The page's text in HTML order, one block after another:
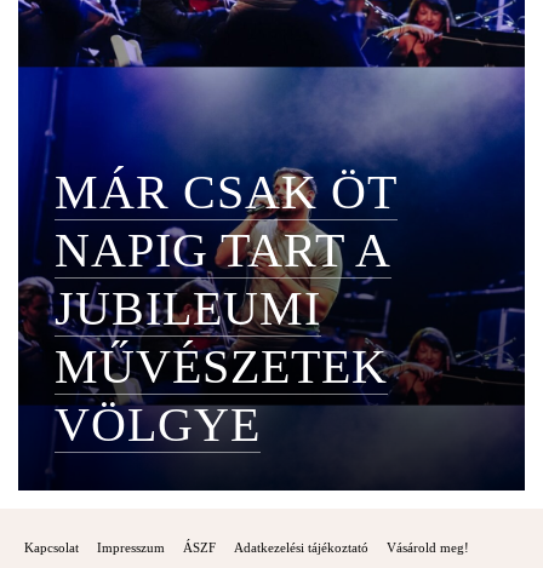
MÁR CSAK ÖT
NAPIG TART A
JUBILEUMI
MŰVÉSZETEK
VÖLGYE
Kapcsolat Impresszum ÁSZF Adatkezelési tájékoztató Vásárold meg!